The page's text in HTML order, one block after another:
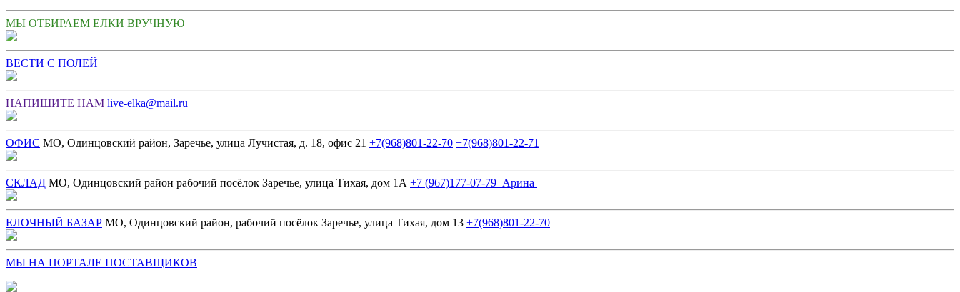
МЫ ОТБИРАЕМ ЕЛКИ ВРУЧНУЮ
ВЕСТИ С ПОЛЕЙ
НАПИШИТЕ НАМ live-elka@mail.ru
ОФИС МО, Одинцовский район, Заречье, улица Лучистая, д. 18, офис 21 +7(968)801-22-70 +7(968)801-22-71
СКЛАД МО, Одинцовский район рабочий посёлок Заречье, улица Тихая, дом 1А +7 (967)177-07-79 Арина
ЕЛОЧНЫЙ БАЗАР МО, Одинцовский район, рабочий посёлок Заречье, улица Тихая, дом 13 +7(968)801-22-70
МЫ НА ПОРТАЛЕ ПОСТАВЩИКОВ